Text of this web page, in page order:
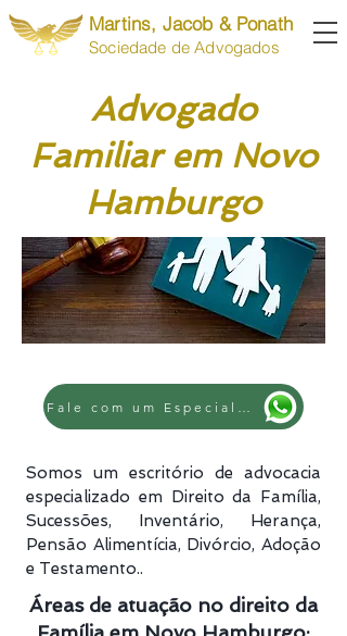
Martins, Jacob & Ponath
Sociedade de Advogados
Advogado
Familiar em Novo
Hamburgo
Somos um escritório de advocacia
especializado em Direito da Família,
Sucessões, Inventário, Herança,
Pensão Alimentícia, Divórcio, Adoção
e Testamento..
Áreas de atuação no direito da